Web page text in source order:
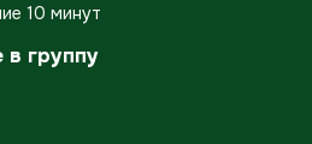
10 минут
в группу